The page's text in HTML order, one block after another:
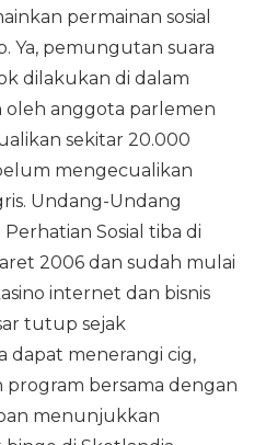
permainan sosial
Ya, pemungutan suara
dilakukan di dalam
oleh anggota parlemen
sekitar 20.000
mengecualikan
Undang-Undang
Sosial tiba di
2006 dan sudah mulai
internet dan bisnis
tutup sejak
dapat menerangi cig,
bersama dengan
menunjukkan